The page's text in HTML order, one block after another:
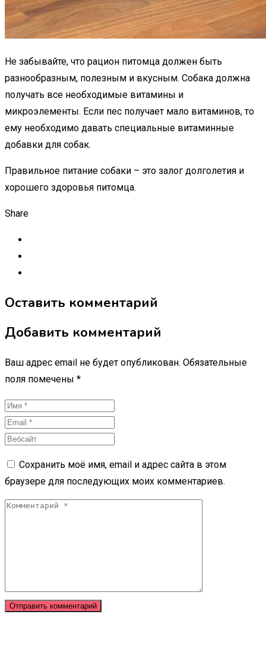
Не забывайте, что рацион питомца должен быть
разнообразным, полезным и вкусным. Собака должна
получать все необходимые витамины и
микроэлементы. Если пес получает мало витаминов, то
ему необходимо давать специальные витаминные
добавки для собак.
Правильное питание собаки – это залог долголетия и
хорошего здоровья питомца.
Share
Оставить комментарий
Добавить комментарий
Ваш адрес email не будет опубликован. Обязательные
поля помечены *
Сохранить моё имя, email и адрес сайта в этом
браузере для последующих моих комментариев.